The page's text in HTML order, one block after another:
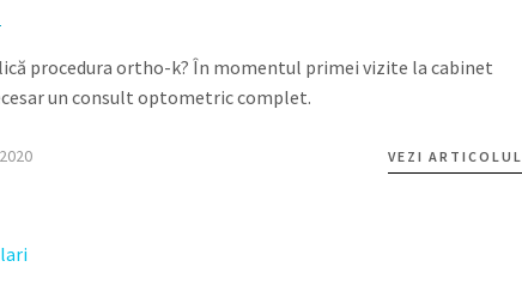
procedura ortho-k? În momentul primei vizite la cabinet
un consult optometric complet.
VEZI ARTICOLUL